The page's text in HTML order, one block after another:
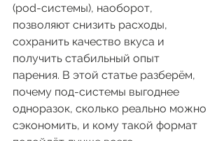
(pod-системы), наоборот,
позволяют снизить расходы,
сохранить качество вкуса и
получить стабильный опыт
парения. В этой статье разберём,
почему под-системы выгоднее
одноразок, сколько реально можно
сэкономить, и кому такой формат